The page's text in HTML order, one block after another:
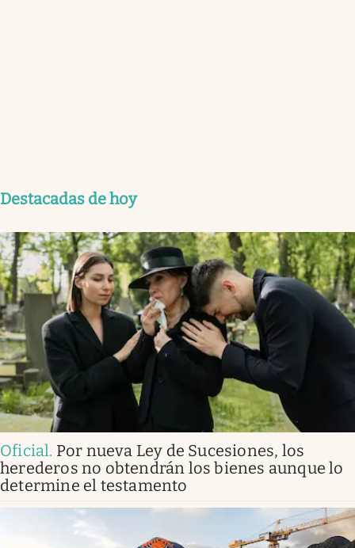
Destacadas de hoy
Oficial. Por nueva Ley de Sucesiones, los
herederos no obtendrán los bienes aunque lo
determine el testamento